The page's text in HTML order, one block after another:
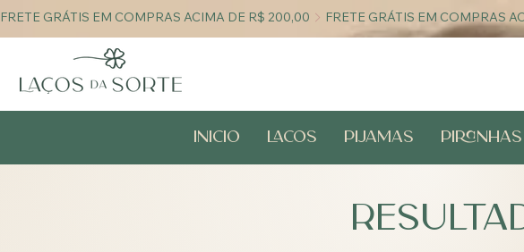
FRETE GRÁTIS EM COMPRAS ACIMA DE R$ 200,00
Início Laços Pijamas Piranhas